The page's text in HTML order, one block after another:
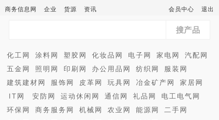
商务信息网 企业 货源 资讯 会员中心 退出
搜产品
化工网 涂料网 塑胶网 化妆品网 电子网 家电网
汽配网
五金网
照明网 印刷网 办公用品网 纺织网
服装网
建筑建材网
服饰网 皮革网 玩具网 冶金矿产网
家居网
IT网
安防网 运动休闲网 通信网 礼品网
电工电气网
环保网
商务服务网 机械网 农业网 能源网
二手网